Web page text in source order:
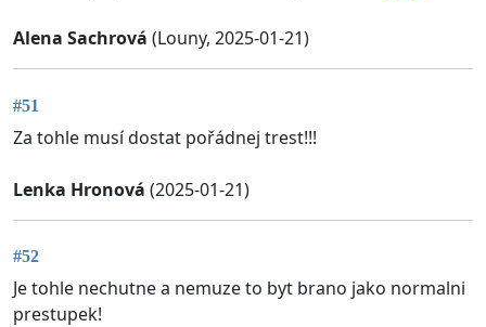
Alena Sachrová (Louny, 2025-01-21)
#51
Za tohle musí dostat pořádnej trest!!!
Lenka Hronová (2025-01-21)
#52
Je tohle nechutne a nemuze to byt brano jako normalni
prestupek!